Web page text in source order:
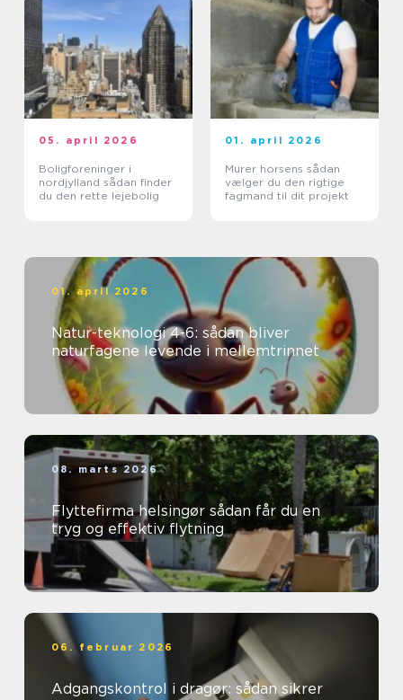
05. april 2026
Boligforeninger i
nordjylland sådan finder
du den rette lejebolig
01. april 2026
Murer horsens sådan
vælger du den rigtige
fagmand til dit projekt
01. april 2026
Natur-teknologi 4-6: sådan bliver
naturfagene levende i mellemtrinnet
08. marts 2026
Flyttefirma helsingør sådan får du en
tryg og effektiv flytning
06. februar 2026
Adgangskontrol i dragør: sådan sikrer